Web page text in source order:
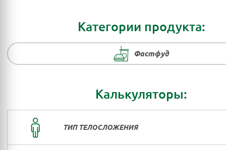
Категории продукта:
Фастфуд
Калькуляторы:
ТИП ТЕЛОСЛОЖЕНИЯ